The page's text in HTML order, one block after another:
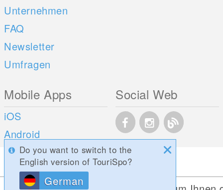
Unternehmen
FAQ
Newsletter
Umfragen
Mobile Apps
iOS
Android
Social Web
Do you want to switch to the
English version of TouriSpo?
German